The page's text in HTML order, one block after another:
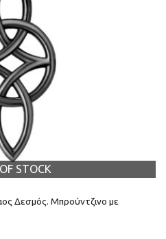
STOCK
Δεσμός. Μπρούντζινο με